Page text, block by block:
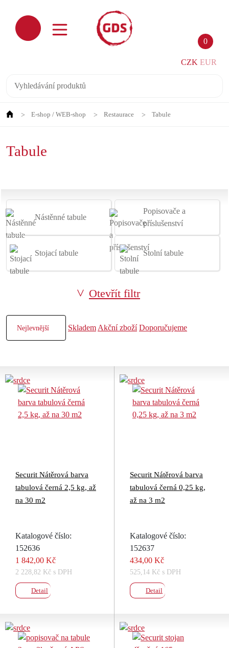
0
CZK EUR
E-shop / WEB-shop Restaurace Tabule
Tabule
Nástěnné tabule
Popisovače a
příslušenství
Stojací tabule Stolní tabule
Otevřít filtr
Skladem Akční zboží Doporučujeme
Securit Nátěrová barva
tabulová černá 2,5 kg, až
na 30 m2
Katalogové číslo:
152636
1 842,00 Kč
2 228,82 Kč s DPH
Detail
Securit Nátěrová barva
tabulová černá 0,25 kg,
až na 3 m2
Katalogové číslo:
152637
434,00 Kč
525,14 Kč s DPH
Detail